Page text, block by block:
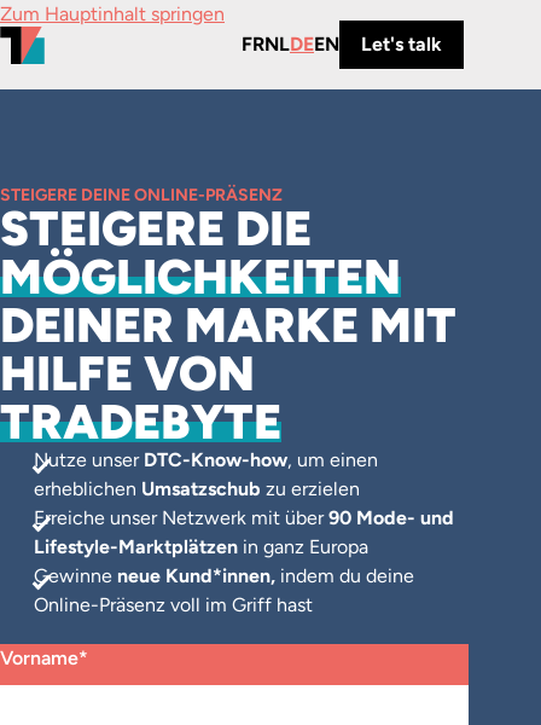
Zum Hauptinhalt springen
FRNLDEEN Let's talk
STEIGERE DEINE ONLINE-PRÄSENZ
STEIGERE DIE
MÖGLICHKEITEN
DEINER MARKE MIT
HILFE VON
TRADEBYTE
Nutze unser DTC-Know-how, um einen
erheblichen Umsatzschub zu erzielen
Erreiche unser Netzwerk mit über90 Mode- und
Lifestyle-Marktplätzen in ganz Europa
Gewinne neue Kund*innen, indem du deine
Online-Präsenz voll im Griff hast
„*“ zeigt erforderliche Felder an
Vorname*